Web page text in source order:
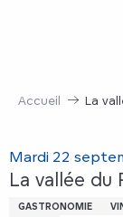
Accueil La
Mardi 22
La vallée du
GASTRONOMIE